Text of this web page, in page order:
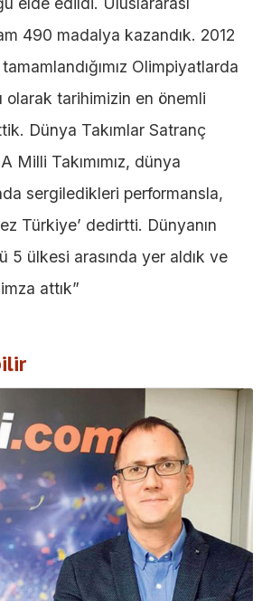
490 madalya kazandık. 2012
tamamlandığımız Olimpiyatlarda
olarak tarihimizin en önemli
Dünya Takımlar Satranç
Milli Takımımız, dünya
sergiledikleri performansla,
Türkiye’ dedirtti. Dünyanın
5 ülkesi arasında yer aldık ve
attık”